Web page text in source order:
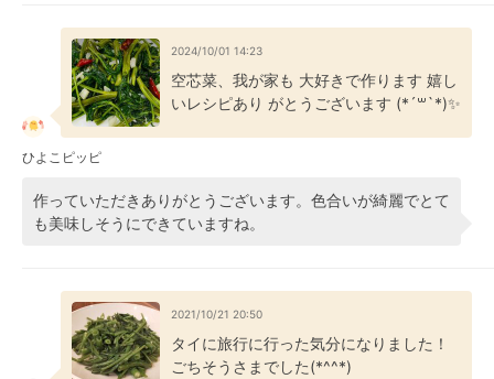
2024/10/01 14:23
空芯菜、我が家も 大好きで作ります 嬉し
いレシピあり がとうございます (*´꒳`*)✨
ひよこピッピ
作っていただきありがとうございます。色合いが綺麗でとて
も美味しそうにできていますね。
2021/10/21 20:50
タイに旅行に行った気分になりました！
ごちそうさまでした(*^^*)